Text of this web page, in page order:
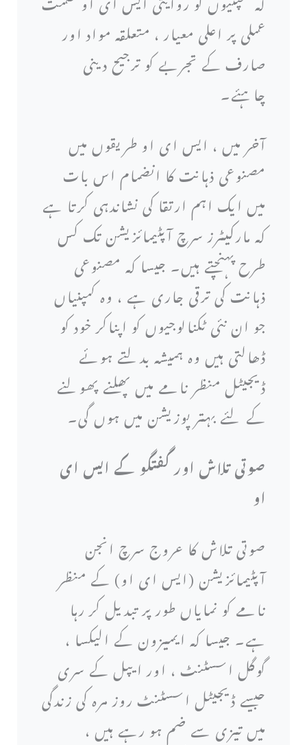
عملی پر اعلی معیار ، متعلقہ مواد اور
صارف کے تجربے کو ترجیح دینی
چاہئے۔
آخر میں ، ایس ای او طریقوں میں
مصنوعی ذہانت کا انضمام اس بات
میں ایک اہم ارتقا کی نشاندہی کرتا ہے
کہ مارکیٹرز سرچ آپٹیمائزیشن تک کس
طرح پہنچتے ہیں۔ جیسا کہ مصنوعی
ذہانت کی ترقی جاری ہے ، وہ کمپنیاں
جو ان نئی ٹکنالوجیوں کو اپناکر خود کو
ڈھالتی ہیں وہ ہمیشہ بدلتے ہوئے
ڈیجیٹل منظر نامے میں پھلنے پھولنے
کے لئے بہتر پوزیشن میں ہوں گی۔
صوتی تلاش اور گفتگو کے ایس ای
او
صوتی تلاش کا عروج سرچ انجن
آپٹیمائزیشن (ایس ای او) کے منظر
نامے کو نمایاں طور پر تبدیل کر رہا
ہے۔ جیسا کہ ایمیزون کے الیکسا ،
گوگل اسسٹنٹ ، اور ایپل کے سری
جیسے ڈیجیٹل اسسٹنٹ روز مرہ کی زندگی
میں تیزی سے ضم ہو رہے ہیں ،